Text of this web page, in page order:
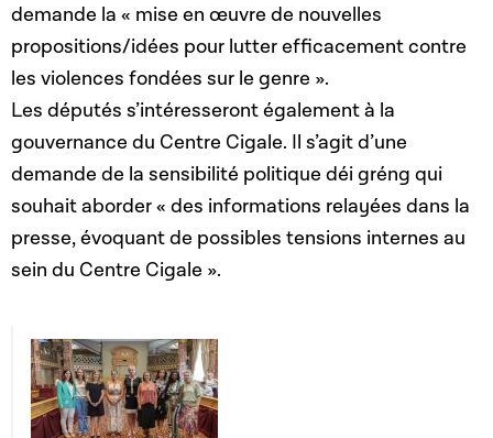
demande la « mise en œuvre de nouvelles
propositions/idées pour lutter efficacement contre
les violences fondées sur le genre ».
Les députés s’intéresseront également à la
gouvernance du Centre Cigale. Il s’agit d’une
demande de la sensibilité politique déi gréng qui
souhait aborder « des informations relayées dans la
presse, évoquant de possibles tensions internes au
sein du Centre Cigale ».